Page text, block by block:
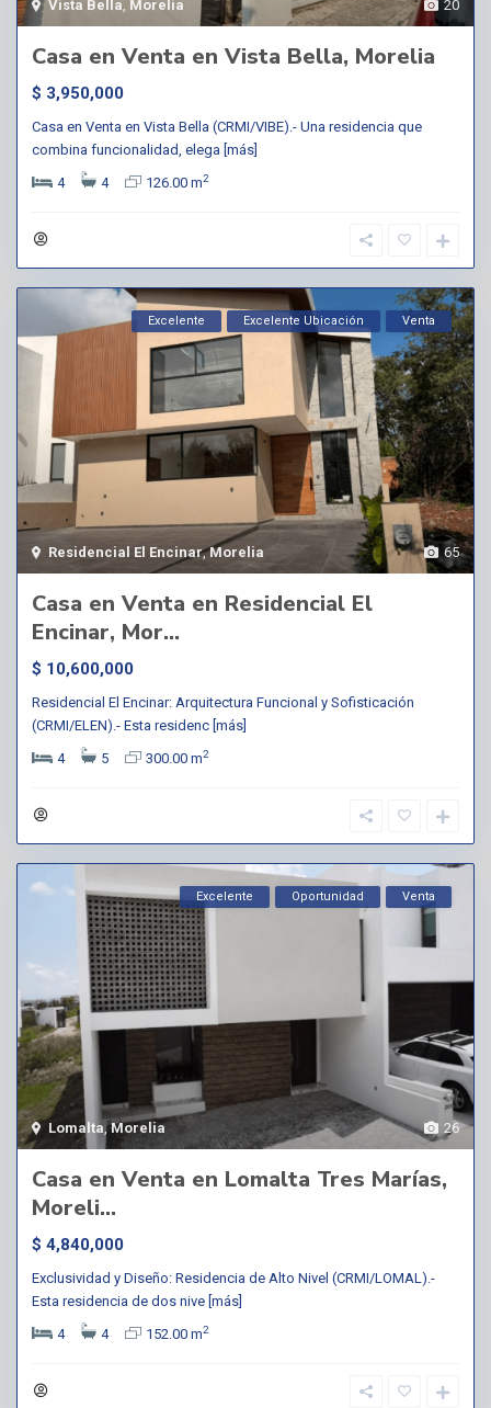
20
Vista Bella, Morelia
Casa en Venta en Vista Bella, Morelia
$ 3,950,000
Casa en Venta en Vista Bella (CRMI/VIBE).- Una residencia que
combina funcionalidad, elega [más]
4
4 126.00 m2
65
Residencial El Encinar,Morelia
Excelente Excelente Ubicación Venta
Casa en Venta en Residencial El
Encinar, Mor...
$ 10,600,000
Residencial El Encinar: Arquitectura Funcional y Sofisticación
(CRMI/ELEN).- Esta residenc [más]
4
5 300.00 m2
26
Lomalta ,Morelia
Excelente Oportunidad Venta
Casa en Venta en Lomalta Tres Marías,
Moreli...
$ 4,840,000
Exclusividad y Diseño: Residencia de Alto Nivel (CRMI/LOMAL).-
Esta residencia de dos nive [más]
4
4 152.00 m2